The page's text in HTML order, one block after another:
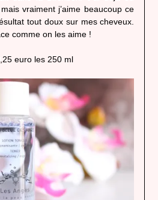
vraiment j’aime beaucoup ce
tout doux sur mes cheveux.
comme on les aime !
euro les 250 ml